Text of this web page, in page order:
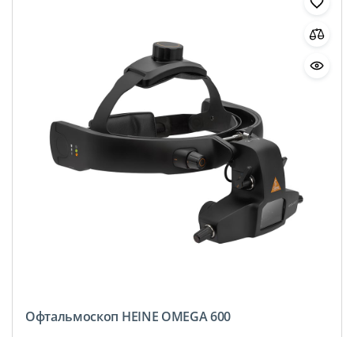
Офтальмоскоп HEINE OMEGA 600